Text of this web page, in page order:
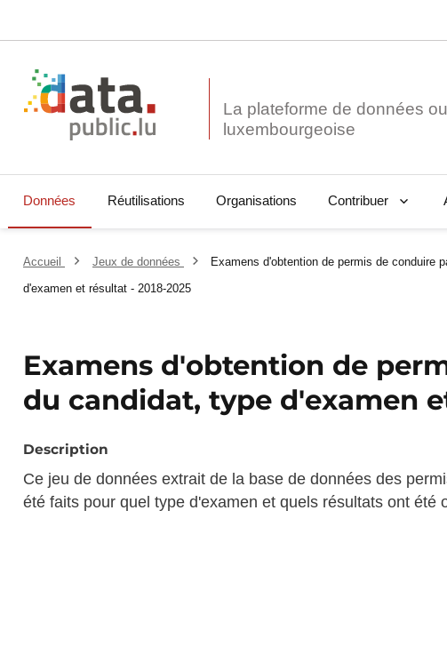
La plateforme de données
Données Réutilisations Organisations Contribuer
Accueil Jeux de données
Examens d'obtention de permis de conduire
d'examen et résultat - 2018-2025
Examens d'obtention de
du candidat, type d'examen
Description
Ce jeu de données extrait de la base de données des
été faits pour quel type d'examen et quels résultats ont été